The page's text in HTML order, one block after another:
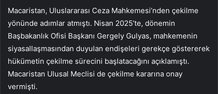
Macaristan, Uluslararası Ceza Mahkemesi’nden çekilme
yönünde adımlar atmıştı. Nisan 2025’te, dönemin
Başbakanlık Ofisi Başkanı Gergely Gulyas, mahkemenin
siyasallaşmasından duyulan endişeleri gerekçe göstererek
hükümetin çekilme sürecini başlatacağını açıklamıştı.
Macaristan Ulusal Meclisi de çekilme kararına onay
vermişti.